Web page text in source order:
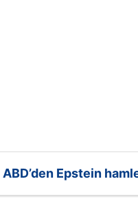
ABD’den Epstein